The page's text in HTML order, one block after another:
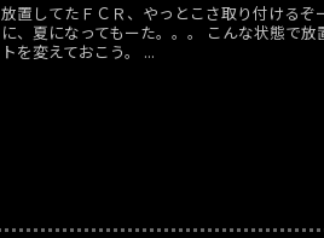
放置してたＦＣＲ、やっとこさ取り付けるぞ
に、夏になってもーた。。。 こんな状態で
トを変えておこう。 ...